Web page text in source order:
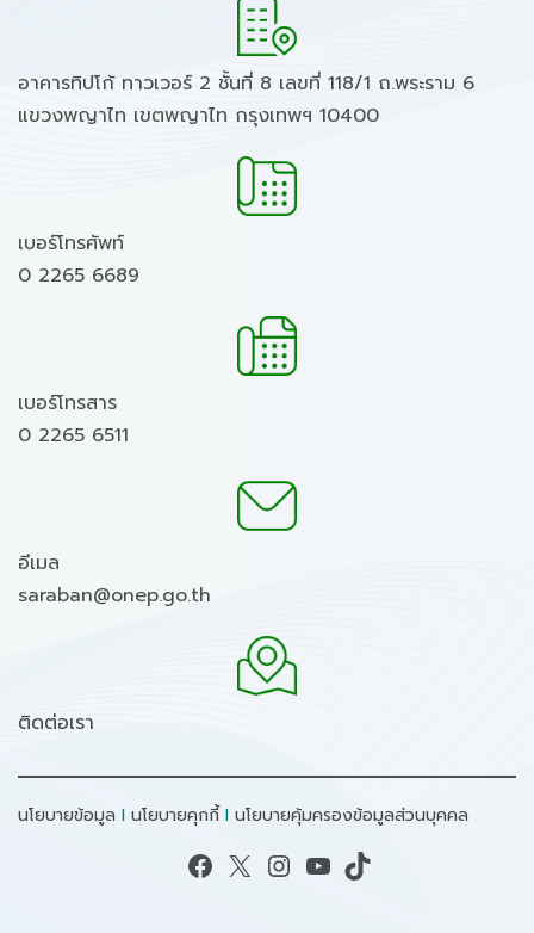
อาคารทิปโก้ ทาวเวอร์ 2 ชั้นที่ 8 เลขที่ 118/1 ถ.พระราม 6
แขวงพญาไท เขตพญาไท กรุงเทพฯ 10400
เบอร์โทรศัพท์
0 2265 6689
เบอร์โทรสาร
0 2265 6511
อีเมล
saraban@onep.go.th
ติดต่อเรา
นโยบายข้อมูล I นโยบายคุกกี้ I นโยบายคุ้มครองข้อมูลส่วนบุคคล
Facebook X Instagram YouTube TikTok